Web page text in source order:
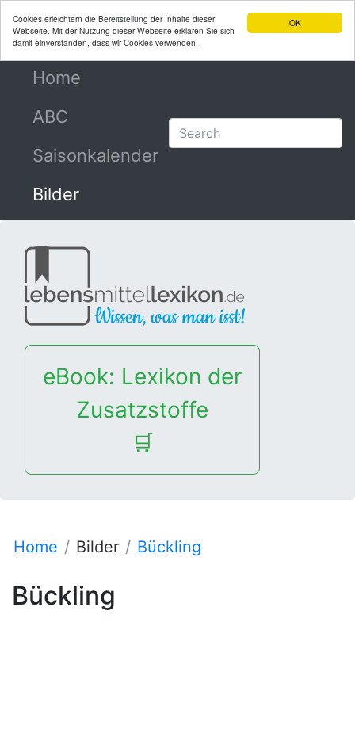
OK
Cookies erleichtern die Bereitstellung der Inhalte dieser
Webseite. Mit der Nutzung dieser Webseite erklären Sie sich
damit einverstanden, dass wir Cookies verwenden.
Home
ABC
Saisonkalender
Bilder
eBook: Lexikon der
Zusatzstoffe
🛒
Home Bilder Bückling
Bückling